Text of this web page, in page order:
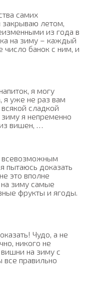
самих
закрываю летом,
из года в
на зиму – каждый
число банок с ним, и
я могу
я уже не раз вам
сладкой
я непременно
вишен, …
всевозможным
пытаюсь доказать
это вполне
на зиму самые
фрукты и ягоды.
Чудо, а не
никого не
на зиму с
правильно